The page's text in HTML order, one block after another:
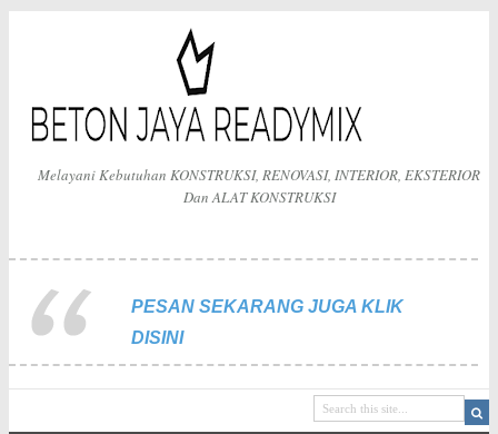
Melayani Kebutuhan KONSTRUKSI, RENOVASI, INTERIOR, EKSTERIOR
Dan ALAT KONSTRUKSI
PESAN SEKARANG JUGA KLIK
DISINI